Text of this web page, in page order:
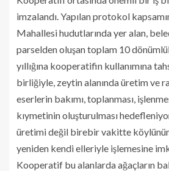
imzalandı. Yapılan protokol
Mahallesi hudutlarında yer alan,
parselden oluşan toplam 10
yıllığına kooperatifin kullanımına
birliğiyle, zeytin alanında üretim ve
eserlerin bakımı, toplanması,
kıymetinin oluşturulması
üretimi değil birebir vakitte köylünün
yeniden kendi elleriyle işlemesine
Kooperatif bu alanlarda ağaçların